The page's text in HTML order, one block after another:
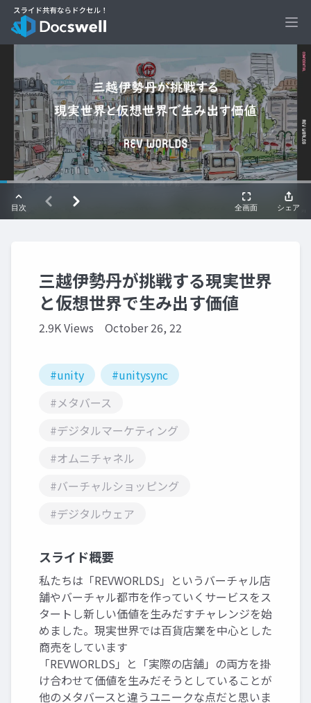
三越伊勢丹が挑戦する現実世界
と仮想世界で生み出す価値
2.9K Views October 26, 22
#unity
#unitysync
#メタバース
#デジタルマーケティング
#オムニチャネル
#バーチャルショッピング
#デジタルウェア
スライド概要
私たちは「REVWORLDS」というバーチャル店
舗やバーチャル都市を作っていくサービスをス
タートし新しい価値を生みだすチャレンジを始
めました。現実世界では百貨店業を中心とした
商売をしています
「REVWORLDS」と「実際の店舗」の両方を掛
け合わせて価値を生みだそうとしていることが
他のメタバースと違うユニークな点だと思いま